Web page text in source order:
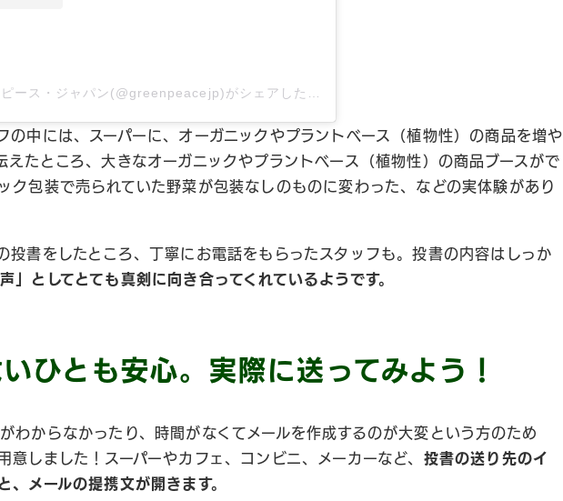
の中には、スーパーに、オーガニックやプラントベース（植物性）の商品を増や
えたところ、大きなオーガニックやプラントベース（植物性）の商品ブースがで
ク包装で売られていた野菜が包装なしのものに変わった、などの実体験があり
投書をしたところ、丁寧にお電話をもらったスタッフも。投書の内容はしっか
」としてとても真剣に向き合ってくれているようです。
ひとも安心。実際に送ってみよう！
わからなかったり、時間がなくてメールを作成するのが大変という方のため
意しました！スーパーやカフェ、コンビニ、メーカーなど、 投書の送り先のイ
、メールの提携文が開きます。